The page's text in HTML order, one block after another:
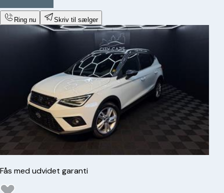
Ring nu Skriv til sælger
Fås med udvidet garanti